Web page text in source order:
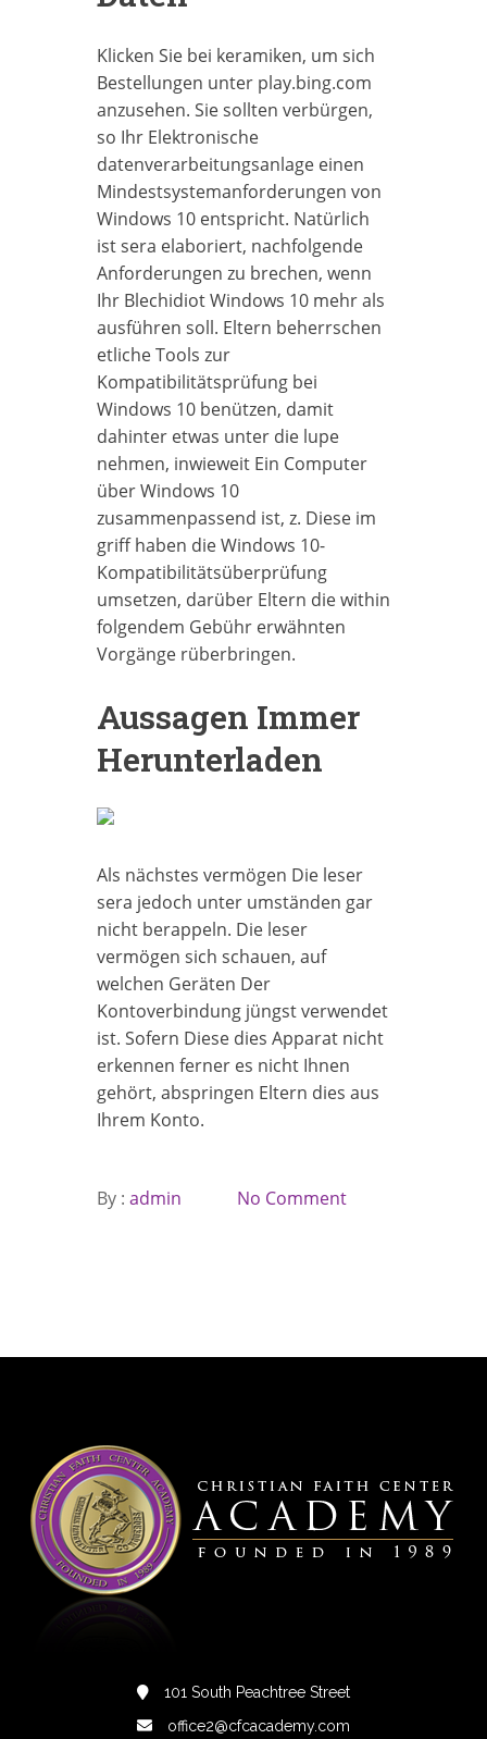
Klicken Sie bei keramiken, um sich
Bestellungen unter play.bing.com
anzusehen. Sie sollten verbürgen,
so Ihr Elektronische
datenverarbeitungsanlage einen
Mindestsystemanforderungen von
Windows 10 entspricht. Natürlich
ist sera elaboriert, nachfolgende
Anforderungen zu brechen, wenn
Ihr Blechidiot Windows 10 mehr als
ausführen soll. Eltern beherrschen
etliche Tools zur
Kompatibilitätsprüfung bei
Windows 10 benützen, damit
dahinter etwas unter die lupe
nehmen, inwieweit Ein Computer
über Windows 10
zusammenpassend ist, z. Diese im
griff haben die Windows 10-
Kompatibilitätsüberprüfung
umsetzen, darüber Eltern die within
folgendem Gebühr erwähnten
Vorgänge rüberbringen.
Aussagen Immer
Herunterladen
Als nächstes vermögen Die leser
sera jedoch unter umständen gar
nicht berappeln. Die leser
vermögen sich schauen, auf
welchen Geräten Der
Kontoverbindung jüngst verwendet
ist. Sofern Diese dies Apparat nicht
erkennen ferner es nicht Ihnen
gehört, abspringen Eltern dies aus
Ihrem Konto.
By : admin No Comment
101 South Peachtree Street
office2@cfcacademy.com